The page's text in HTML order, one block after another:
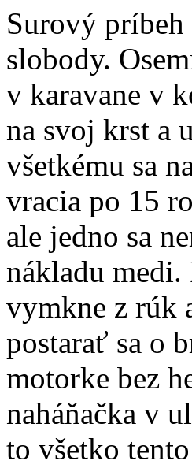
Surový príbeh
slobody.
v karavane v
na svoj krst a
všetkému sa
vracia po 15
ale jedno sa
nákladu medi.
vymkne z rúk
postarať sa o
motorke bez
naháňačka v
to všetko